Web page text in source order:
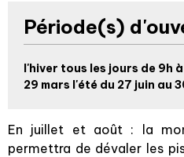
Période(s)
l'hiver tous les jours de 9h
29 mars l'été du 27 juin au
En juillet et août : la
permettra de dévaler les